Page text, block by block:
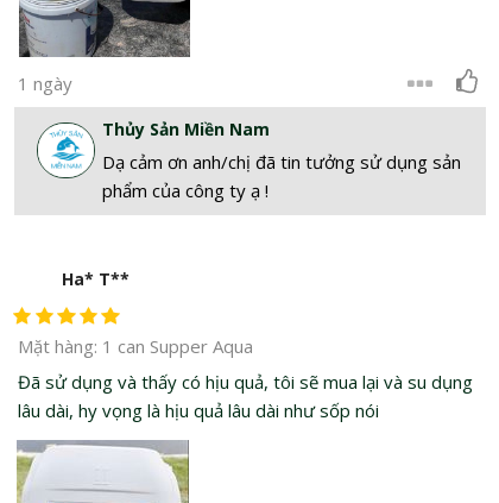
Thủy Sản Miền Nam
Dạ cảm ơn anh/chị đã tin tưởng sử dụng sản
phẩm của công ty ạ !
1 ngày
Đã sử dụng và thấy có hịu quả, tôi sẽ mua lại và su dụng
lâu dài, hy vọng là hịu quả lâu dài như sốp nói
Ha* T**
Mặt hàng: 1 can Supper Aqua